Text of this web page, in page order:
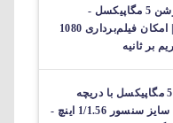
عریض با رزولوشن 5 مگاپیکسل -
دیافراگم f/2.2 | امکان فیلم‌برداری 1080
دوربین اول 50 مگاپیکسل با دریچه
دیافراگم f/2.0، سایز سنسور 1/1.56 اینچ -